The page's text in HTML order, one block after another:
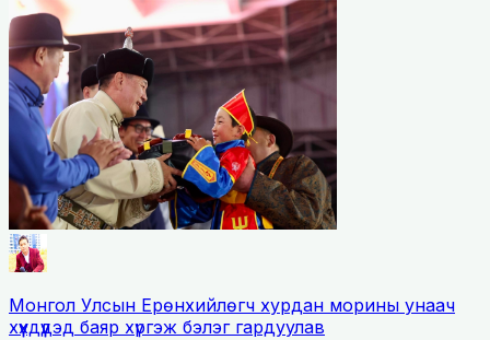
Монгол Улсын Ерөнхийлөгч хурдан морины унаач
хүүхдүүдэд баяр хүргэж бэлэг гардуулав